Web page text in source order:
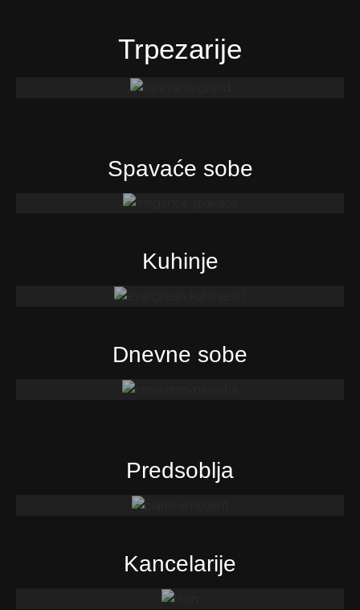
Trpezarije
Spavaće sobe
Kuhinje
Dnevne sobe
Predsoblja
Kancelarije